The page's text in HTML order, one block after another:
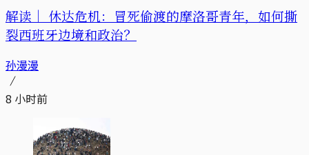
解读｜ 休达危机：冒死偷渡的摩洛哥青年，如何撕
裂西班牙边境和政治？
孙漫漫
8 小时前